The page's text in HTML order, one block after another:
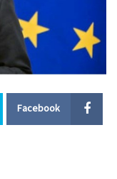
Facebook